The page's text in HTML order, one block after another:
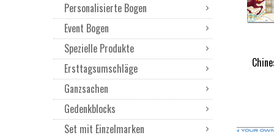
Personalisierte Bogen
Event Bogen
Spezielle Produkte
Ersttagsumschläge
Ganzsachen
Gedenkblocks
Set mit Einzelmarken